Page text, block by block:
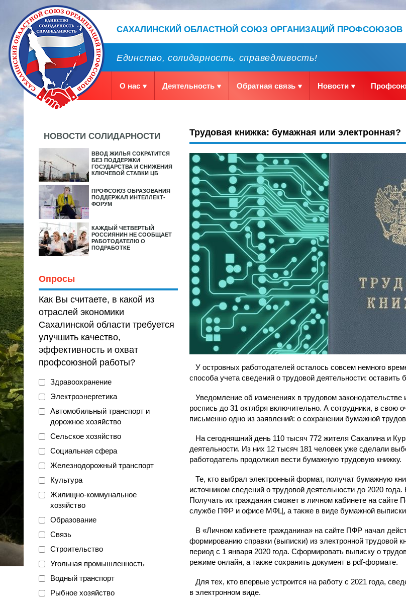
САХАЛИНСКИЙ ОБЛАСТНОЙ СОЮЗ ОРГАНИЗАЦИЙ ПРОФСОЮЗОВ
Единство, солидарность, справедливость!
О нас Деятельность Обратная связь Новости
НОВОСТИ СОЛИДАРНОСТИ
ВВОД ЖИЛЬЯ СОКРАТИТСЯ
БЕЗ ПОДДЕРЖКИ
ГОСУДАРСТВА И СНИЖЕНИЯ
КЛЮЧЕВОЙ СТАВКИ ЦБ
ПРОФСОЮЗ ОБРАЗОВАНИЯ
ПОДДЕРЖАЛ ИНТЕЛЛЕКТ-
ФОРУМ
КАЖДЫЙ ЧЕТВЕРТЫЙ
РОССИЯНИН НЕ СООБЩАЕТ
РАБОТОДАТЕЛЮ О
ПОДРАБОТКЕ
Опросы
Как Вы считаете, в какой из
отраслей экономики
Сахалинской области требуется
улучшить качество,
эффективность и охват
профсоюзной работы?
Здравоохранение
Электроэнергетика
Автомобильный транспорт и
дорожное хозяйство
Сельское хозяйство
Социальная сфера
Железнодорожный транспорт
Культура
Жилищно-коммунальное
хозяйство
Образование
Связь
Строительство
Угольная промышленность
Водный транспорт
Рыбное хозяйство
Трудовая книжка: бумажная или электронная?
У островных работодателей осталось совсем немного
способа учета сведений о трудовой деятельности:
Уведомление об изменениях в трудовом
роспись до 31 октября включительно. А сотрудники, в свою
письменно одно из заявлений: о сохранении бумажной
На сегодняшний день 110 тысяч 772 жителя Сахалина и
деятельности. Из них 12 тысяч 181 человек уже сделали
работодатель продолжил вести бумажную трудовую книжку.
Те, кто выбрал электронный формат, получат бумажную
источником сведений о трудовой деятельности до 2020
Получать их гражданин сможет в личном кабинете на сайте
службе ПФР и офисе МФЦ, а также в виде бумажной выписки
В «Личном кабинете гражданина» на сайте ПФР начал
формированию справки (выписки) из электронной
период с 1 января 2020 года. Сформировать выписку о
режиме онлайн, а также сохранить документ в pdf-формате.
Для тех, кто впервые устроится на работу с 2021 года,
в электронном виде.